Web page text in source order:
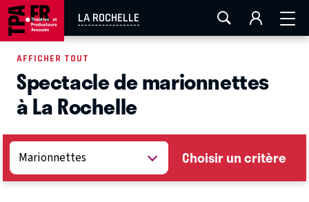
LA ROCHELLE
AIX-MARSEILLE AURAY LA ROCHELLE
EN TOURNÉE
AFFICHER TOUT
Spectacle de marionnettes
à La Rochelle
Choisir un critère